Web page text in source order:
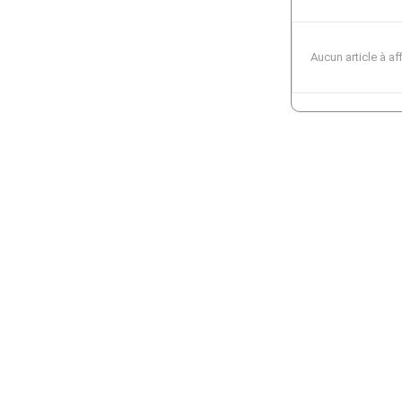
Aucun article à